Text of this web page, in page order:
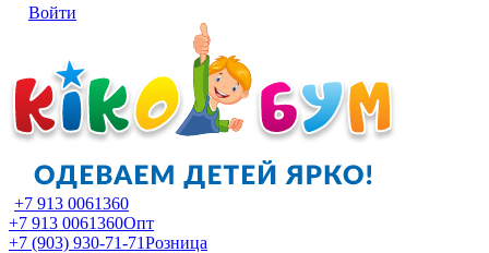
Войти
+7 913 0061360
+7 913 0061360Опт
+7 (903) 930-71-71Розница